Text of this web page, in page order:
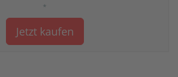
*
Jetzt kaufen